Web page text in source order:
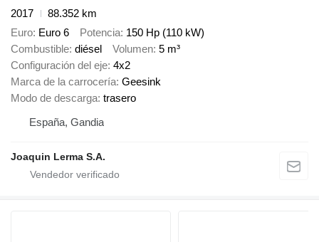
2017
88.352 km
Euro Euro 6 Potencia 150 Hp (110 kW)
Combustible diésel Volumen 5 m³
Configuración del eje 4x2
Marca de la carrocería Geesink
Modo de descarga trasero
España, Gandia
Joaquin Lerma S.A.